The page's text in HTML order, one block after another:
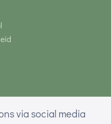
via social media